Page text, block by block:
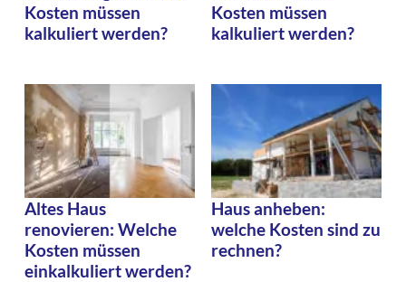
Kosten müssen
kalkuliert werden?
Kosten müssen
kalkuliert werden?
Altes Haus
renovieren: Welche
Kosten müssen
einkalkuliert werden?
Haus anheben:
welche Kosten sind zu
rechnen?